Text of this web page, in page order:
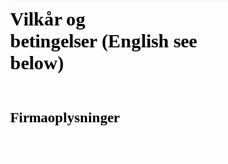
Vilkår og
betingelser (English see
below)
Firmaoplysninger